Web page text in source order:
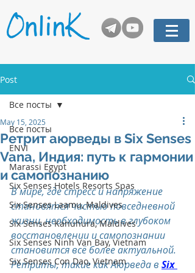
Post
Все посты
ENVI
Marassi Egypt
Six Senses Hotels Resorts Spas
Six Senses Laamu, Maldives
Six Senses Kanuhura, Maldives
Six Senses Ninh Van Bay, Vietnam
Six Senses Con Dao, Vietnam
Все посты
Ретрит аюрведы в Six Senses
Vana, Индия: путь к гармонии
и самопознанию
May 15, 2025
В мире, где стресс и напряжение
становятся частью повседневной
жизни, необходимость в глубоком
восстановлении и самопознании
становится всё более актуальной.
Ретриты, такие как Аюрведа в Six